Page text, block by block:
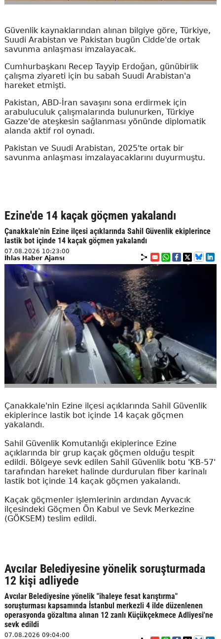
Güvenlik kaynaklarından alınan bilgiye göre, Türkiye,
Suudi Arabistan ve Pakistan bugün Cidde'de ortak
savunma anlaşması imzalayacak.
Cumhurbaşkanı Recep Tayyip Erdoğan, günübirlik
çalışma ziyareti için bu sabah Suudi Arabistan'a
hareket etmişti.
Pakistan, ABD-İran savaşını sona erdirmek için
arabuluculuk çalışmalarında bulunurken, Türkiye
Gazze'de ateşkesin sağlanması yönünde diplomatik
alanda aktif rol oynadı.
Pakistan ve Suudi Arabistan, 2025'te ortak bir
savunma anlaşması imzalayacaklarını duyurmuştu.
Ezine'de 14 kaçak göçmen yakalandı
Çanakkale'nin Ezine ilçesi açıklarında Sahil Güvenlik ekiplerince
lastik bot içinde 14 kaçak göçmen yakalandı
07.08.2026 10:23:00
İhlas Haber Ajansı
Çanakkale'nin Ezine ilçesi açıklarında Sahil Güvenlik
ekiplerince lastik bot içinde 14 kaçak göçmen
yakalandı.
Sahil Güvenlik Komutanlığı ekiplerince Ezine
açıklarında bir grup kaçak göçmen olduğu tespit
edildi. Bölgeye sevk edilen Sahil Güvenlik botu 'KB-57'
tarafından hareket halinde durdurulan fiber karinalı
lastik bot içinde 14 kaçak göçmen yakalandı.
Kaçak göçmenler işlemlerinin ardından Ayvacık
ilçesindeki Göçmen Ön Kabul ve Sevk Merkezine
(GÖKSEM) teslim edildi.
Avcılar Belediyesine yönelik soruşturmada
12 kişi adliyede
Avcılar Belediyesine yönelik "ihaleye fesat karıştırma"
soruşturması kapsamında İstanbul merkezli 4 ilde düzenlenen
operasyonda gözaltına alınan 12 zanlı Küçükçekmece Adliyesi'ne
sevk edildi
07.08.2026 09:04:00